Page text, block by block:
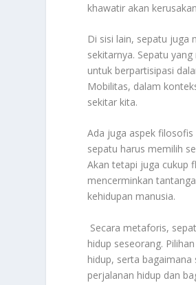
khawatir akan
Di sisi lain, sepatu juga
sekitarnya. Sepatu
untuk berpartisipasi
Mobilitas, dalam
sekitar kita.
Ada juga aspek
sepatu harus memilih
Akan tetapi juga cukup
mencerminkan
kehidupan manusia.
Secara metaforis,
hidup seseorang.
hidup, serta
perjalanan hidup dan